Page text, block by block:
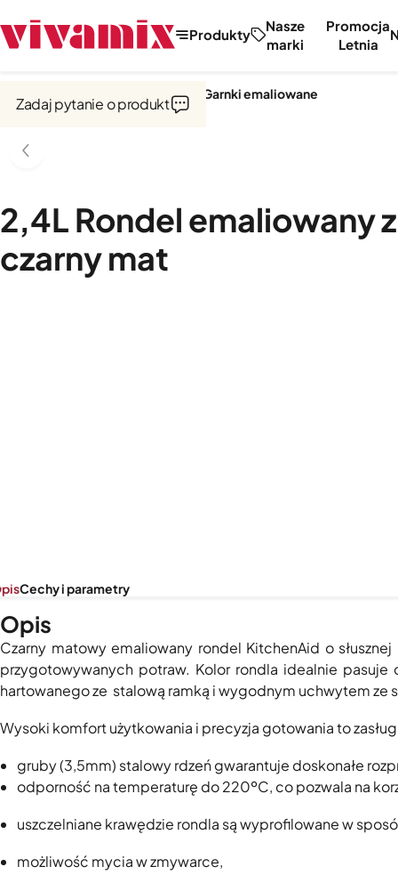
Produkty
Nasze
marki
Promocja
Letnia
Garnki i naczynia Garnki emaliowane
2,4L Rondel emaliowany
czarny mat
Zadaj pytanie o produkt
Cechy i parametry
Opis
Czarny matowy emaliowany rondel KitchenAid o
przygotowywanych potraw. Kolor rondla idealnie
hartowanego ze stalową ramką i wygodnym uchwytem ze
Wysoki komfort użytkowania i precyzja gotowania to
gruby (3,5mm) stalowy rdzeń gwarantuje doskonałe
odporność na temperaturę do 220ºC, co pozwala na
uszczelniane krawędzie rondla są wyprofilowane w
możliwość mycia w zmywarce,